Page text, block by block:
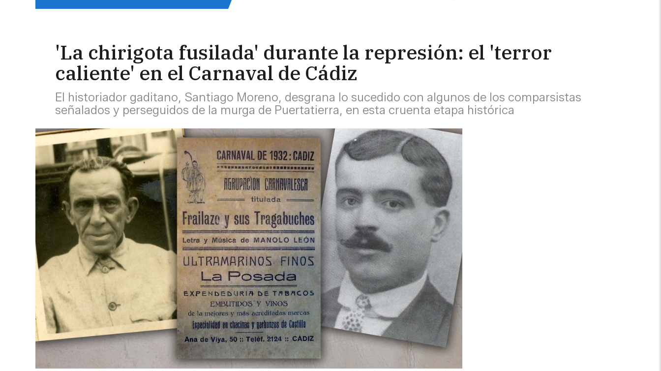
'La chirigota fusilada' durante la represión: el 'terror
caliente' en el Carnaval de Cádiz
El historiador gaditano, Santiago Moreno, desgrana lo sucedido con algunos de los comparsistas
señalados y perseguidos de la murga de Puertatierra, en esta cruenta etapa histórica